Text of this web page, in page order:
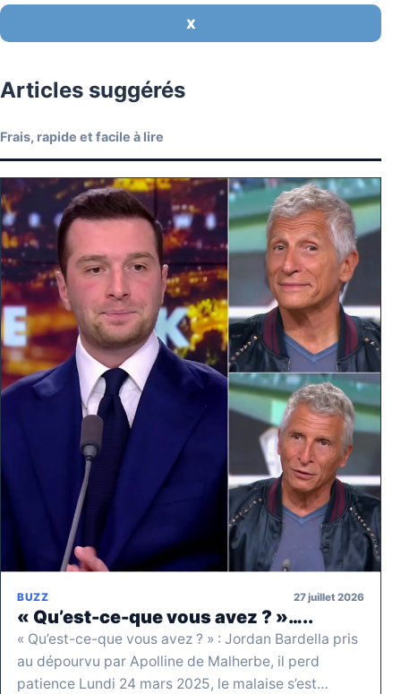
X
Articles suggérés
Frais, rapide et facile à lire
BUZZ 27 juillet 2026
« Qu’est-ce-que vous avez ? »…..
« Qu’est-ce-que vous avez ? » : Jordan Bardella pris
au dépourvu par Apolline de Malherbe, il perd
patience Lundi 24 mars 2025, le malaise s’est…